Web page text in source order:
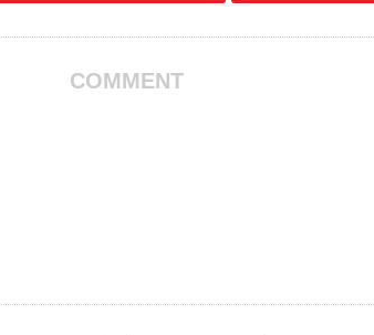
COMMENT